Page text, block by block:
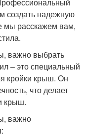
создать надежную
мы расскажем вам,
важно выбрать
– это специальный
кройки крыш. Он
что делает
крыш.
важно